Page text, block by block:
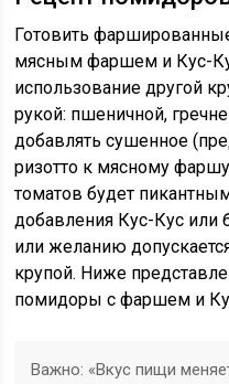
Готовить
мясным фаршем и Кус-
использование другой
рукой: пшеничной,
добавлять сушенное
ризотто к мясному
томатов будет
добавления Кус-Кус или
или желанию
крупой. Ниже
помидоры с фаршем и
Важно: «Вкус пищи